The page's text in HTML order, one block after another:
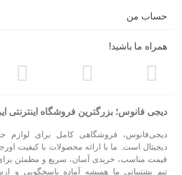
حساب من
همراه ما باشید!
دیجی فانوس؛ بزرگترین فروشگاه اینترنتی
دیجی‌فانوس، فروشگاهی کامل برای لوازم
دیجیتال است. ما با ارائه محصولات با کیفیت
قیمت مناسب، خریدی آسان، سریع و مطمئن
تیم پشتیبانی ما همیشه آماده پاسخگویی و